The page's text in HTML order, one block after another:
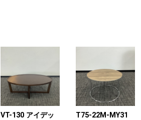
VT-130 アイデッ
T75-22M-MY31